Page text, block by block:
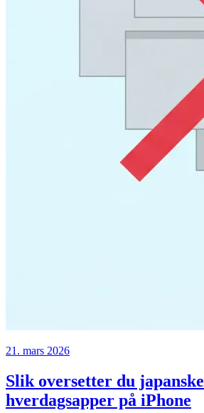
21. mars 2026
Slik oversetter du japanske
hverdagsapper på iPhone